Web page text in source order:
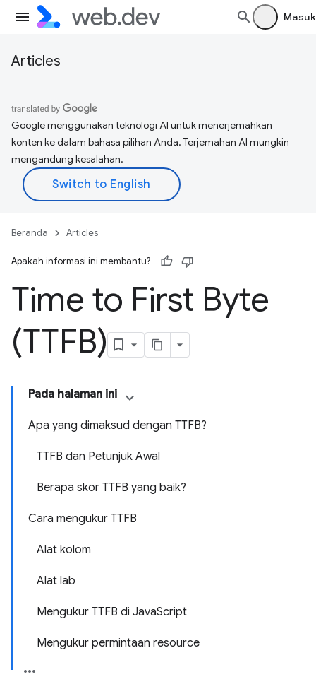
Masuk
Articles
Google menggunakan teknologi AI untuk menerjemahkan
konten ke dalam bahasa pilihan Anda. Terjemahan AI mungkin
mengandung kesalahan.
Beranda Articles
Apakah informasi ini membantu?
Time to First Byte
(TTFB)
Pada halaman ini
Apa yang dimaksud dengan TTFB?
TTFB dan Petunjuk Awal
Berapa skor TTFB yang baik?
Cara mengukur TTFB
Alat kolom
Alat lab
Mengukur TTFB di JavaScript
Mengukur permintaan resource